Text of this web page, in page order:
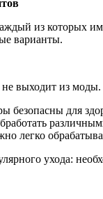
из которых
варианты.
не выходит из
безопасны для
легко
ухода: